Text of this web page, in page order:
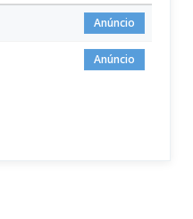
Anúncio
Anúncio